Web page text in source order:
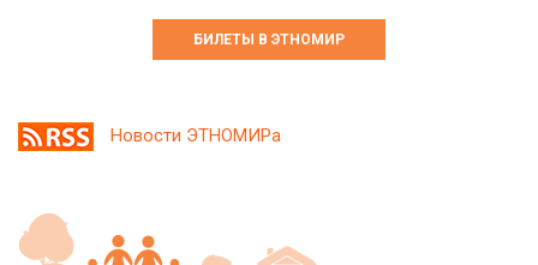
БИЛЕТЫ В ЭТНОМИР
Новости ЭТНОМИРа